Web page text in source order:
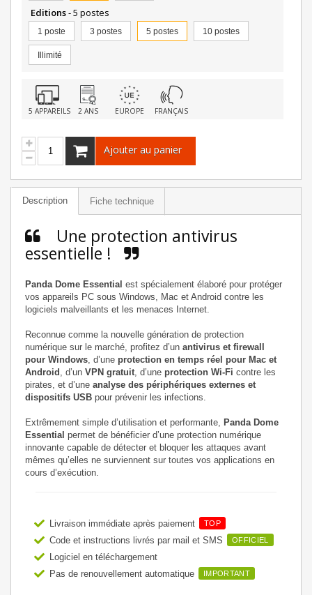
Editions- 5 postes
1 poste 3 postes 5 postes 10 postes
Illimité
5 APPAREILS 2 ANS EUROPE FRANÇAIS
Ajouter au panier
Description Fiche technique
Une protection antivirus
essentielle !
Panda Dome Essential est spécialement élaboré pour protéger
vos appareils PC sous Windows, Mac et Android contre les
logiciels malveillants et les menaces Internet.
Reconnue comme la nouvelle génération de protection
numérique sur le marché, profitez d’un antivirus et firewall
pour Windows, d’une protection en temps réel pour Mac et
Android , d’un VPN gratuit, d’une protection Wi-Fi contre les
pirates, et d’une analyse des périphériques externes et
dispositifs USB pour prévenir les infections.
Extrêmement simple d’utilisation et performante, Panda Dome
Essential permet de bénéficier d’une protection numérique
innovante capable de détecter et bloquer les attaques avant
mêmes qu’elles ne surviennent sur toutes vos applications en
cours d’exécution.
Livraison immédiate après paiement TOP
Code et instructions livrés par mail et SMS OFFICIEL
Logiciel en téléchargement
Pas de renouvellement automatique
IMPORTANT